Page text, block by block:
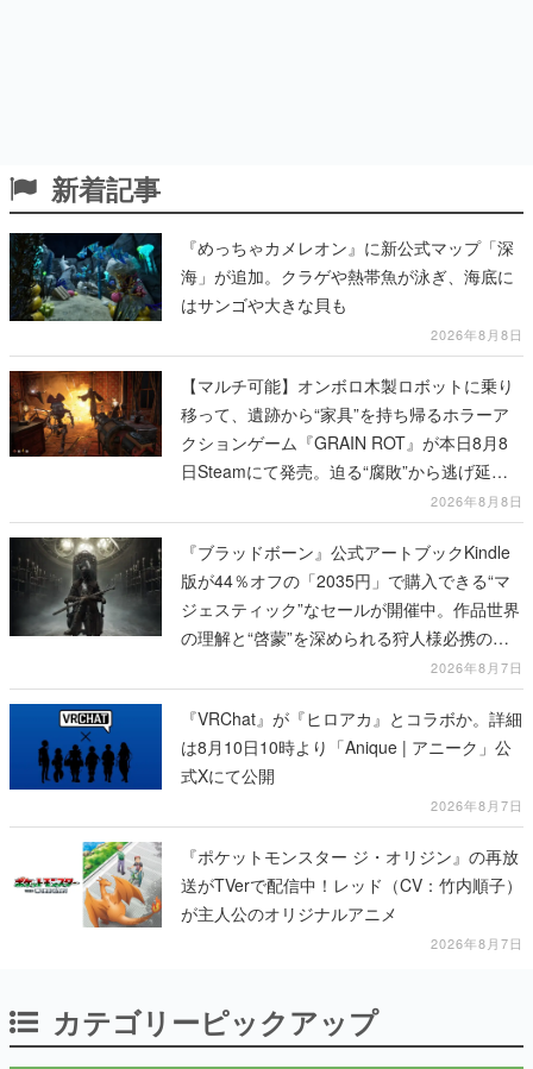
新着記事
『めっちゃカメレオン』に新公式マップ「深
海」が追加。クラゲや熱帯魚が泳ぎ、海底に
はサンゴや大きな貝も
2026年8月8日
【マルチ可能】オンボロ木製ロボットに乗り
移って、遺跡から“家具”を持ち帰るホラーア
クションゲーム『GRAIN ROT』が本日8月8
日Steamにて発売。迫る“腐敗”から逃げ延
2026年8月8日
『ブラッドボーン』公式アートブックKindle
版が44％オフの「2035円」で購入できる“マ
ジェスティック”なセールが開催中。作品世界
の理解と“啓蒙”を深められる狩人様必携の一
2026年8月7日
『VRChat』が『ヒロアカ』とコラボか。詳細
は8月10日10時より「Anique | アニーク」公
式Xにて公開
2026年8月7日
『ポケットモンスター ジ・オリジン』の再放
送がTVerで配信中！レッド（CV：竹内順子）
が主人公のオリジナルアニメ
2026年8月7日
カテゴリーピックアップ